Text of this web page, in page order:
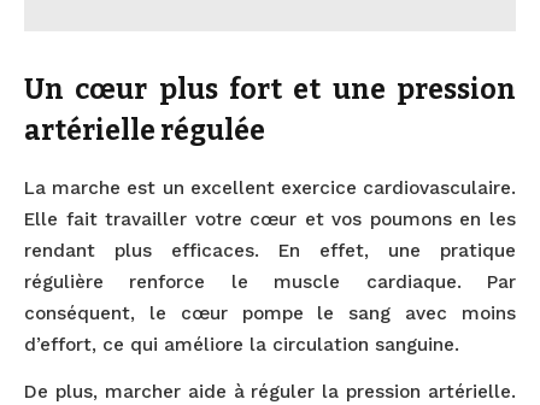
Un cœur plus fort et une pression
artérielle régulée
La marche est un excellent exercice cardiovasculaire.
Elle fait travailler votre cœur et vos poumons en les
rendant plus efficaces. En effet, une pratique
régulière renforce le muscle cardiaque. Par
conséquent, le cœur pompe le sang avec moins
d’effort, ce qui améliore la circulation sanguine.
De plus, marcher aide à réguler la pression artérielle.